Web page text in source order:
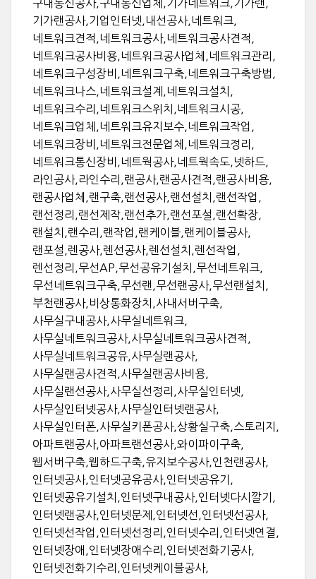
구내통신공사,구내통신업체,기가네트워크,기가랜,
기가랜공사,기업인터넷,내선공사,네트워크,
네트워크견적,네트워크공사,네트워크공사견적,
네트워크공사비용,네트워크공사업체,네트워크관리,
네트워크구성장비,네트워크구축,네트워크구축방법,
네트워크나스,네트워크설계,네트워크설치,
네트워크수리,네트워크스위치,네트워크시공,
네트워크업체,네트워크유지보수,네트워크작업,
네트워크장비,네트워크전문업체,네트워크정리,
네트워크통신장비,네트웍공사,네트웍속도,넷하드,
라인공사,라인수리,랜공사,랜공사견적,랜공사비용,
랜공사업체,랜구축,랜선공사,랜선설치,랜선작업,
랜선정리,랜선제작,랜선추가,랜선포설,랜선확장,
랜설치,랜수리,랜작업,랜케이블,랜케이블공사,
랜포설,렌공사,렌선공사,렌선설치,렌선작업,
렌선정리,무선AP,무선공유기설치,무선네트워크,
무선네트워크구축,무선랜,무선랜공사,무선랜설치,
부천랜공사,비상통화장치,사내서버구축,
사무실구내공사,사무실네트워크,
사무실네트워크공사,사무실네트워크공사견적,
사무실네트워크공유,사무실랜공사,
사무실랜공사견적,사무실랜공사비용,
사무실랜선공사,사무실선정리,사무실인터넷,
사무실인터넷공사,사무실인터넷랜공사,
사무실인터폰,사무실키폰공사,상황실구축,스토리지,
아파트랜공사,아파트랜선공사,와이파이구축,
웹서버구축,웹하드구축,유지보수공사,인천랜공사,
인터넷공사,인터넷공유공사,인터넷공유기,
인터넷공유기설치,인터넷구내공사,인터넷다시깔기,
인터넷랜공사,인터넷문제,인터넷선,인터넷선공사,
인터넷선작업,인터넷선정리,인터넷수리,인터넷연결,
인터넷장애,인터넷장애수리,인터넷전화기공사,
인터넷전화기수리,인터넷케이블공사,